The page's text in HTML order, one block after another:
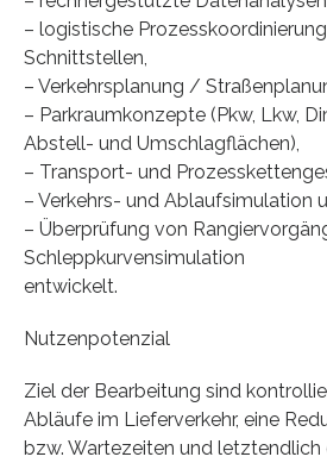
– logistische
Schnittstellen,
– Verkehrsplanung /
– Parkraumkonzepte (Pkw, Lkw,
Abstell- und Umschlagflächen),
– Transport- und
– Verkehrs- und Ablaufsimulation
– Überprüfung von
Schleppkurvensimulation
entwickelt.
Nutzenpotenzial
Ziel der Bearbeitung sind
Abläufe im Lieferverkehr, eine
bzw. Wartezeiten und letztendlich